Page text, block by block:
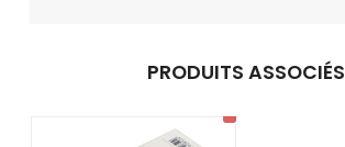
PRODUITS ASSOCIÉS